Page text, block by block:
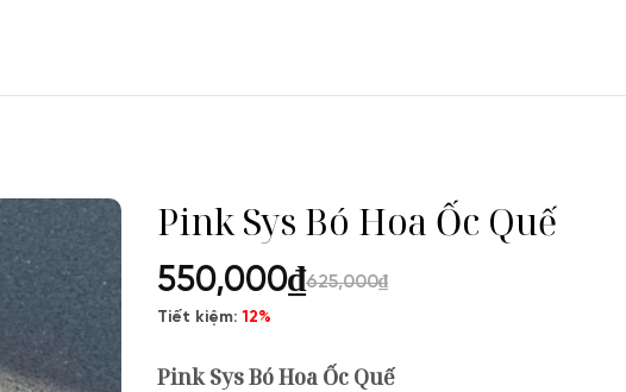
Pink Sys Bó Hoa Ốc Quế
550,000₫625,000₫
Tiết kiệm:12%
Pink Sys Bó Hoa Ốc Quế